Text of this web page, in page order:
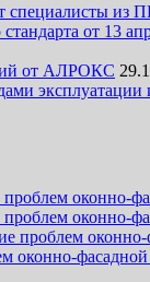
из
от 13
от АЛРОКС
оконно-
оконно-
проблем оконно-
оконно-фасадной